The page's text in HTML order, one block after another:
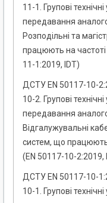
11-1. Групові
передавання
Розподільні та
працюють на
11-1:2019, IDT)
ДСТУ EN 50117-10-
10-2. Групові
передавання
Відгалужувальні
систем, що працюють
(EN 50117-10-2:2019,
ДСТУ EN 50117-10-
10-1. Групові